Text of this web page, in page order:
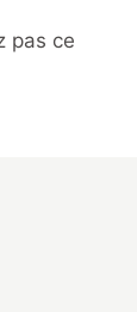
pas ce